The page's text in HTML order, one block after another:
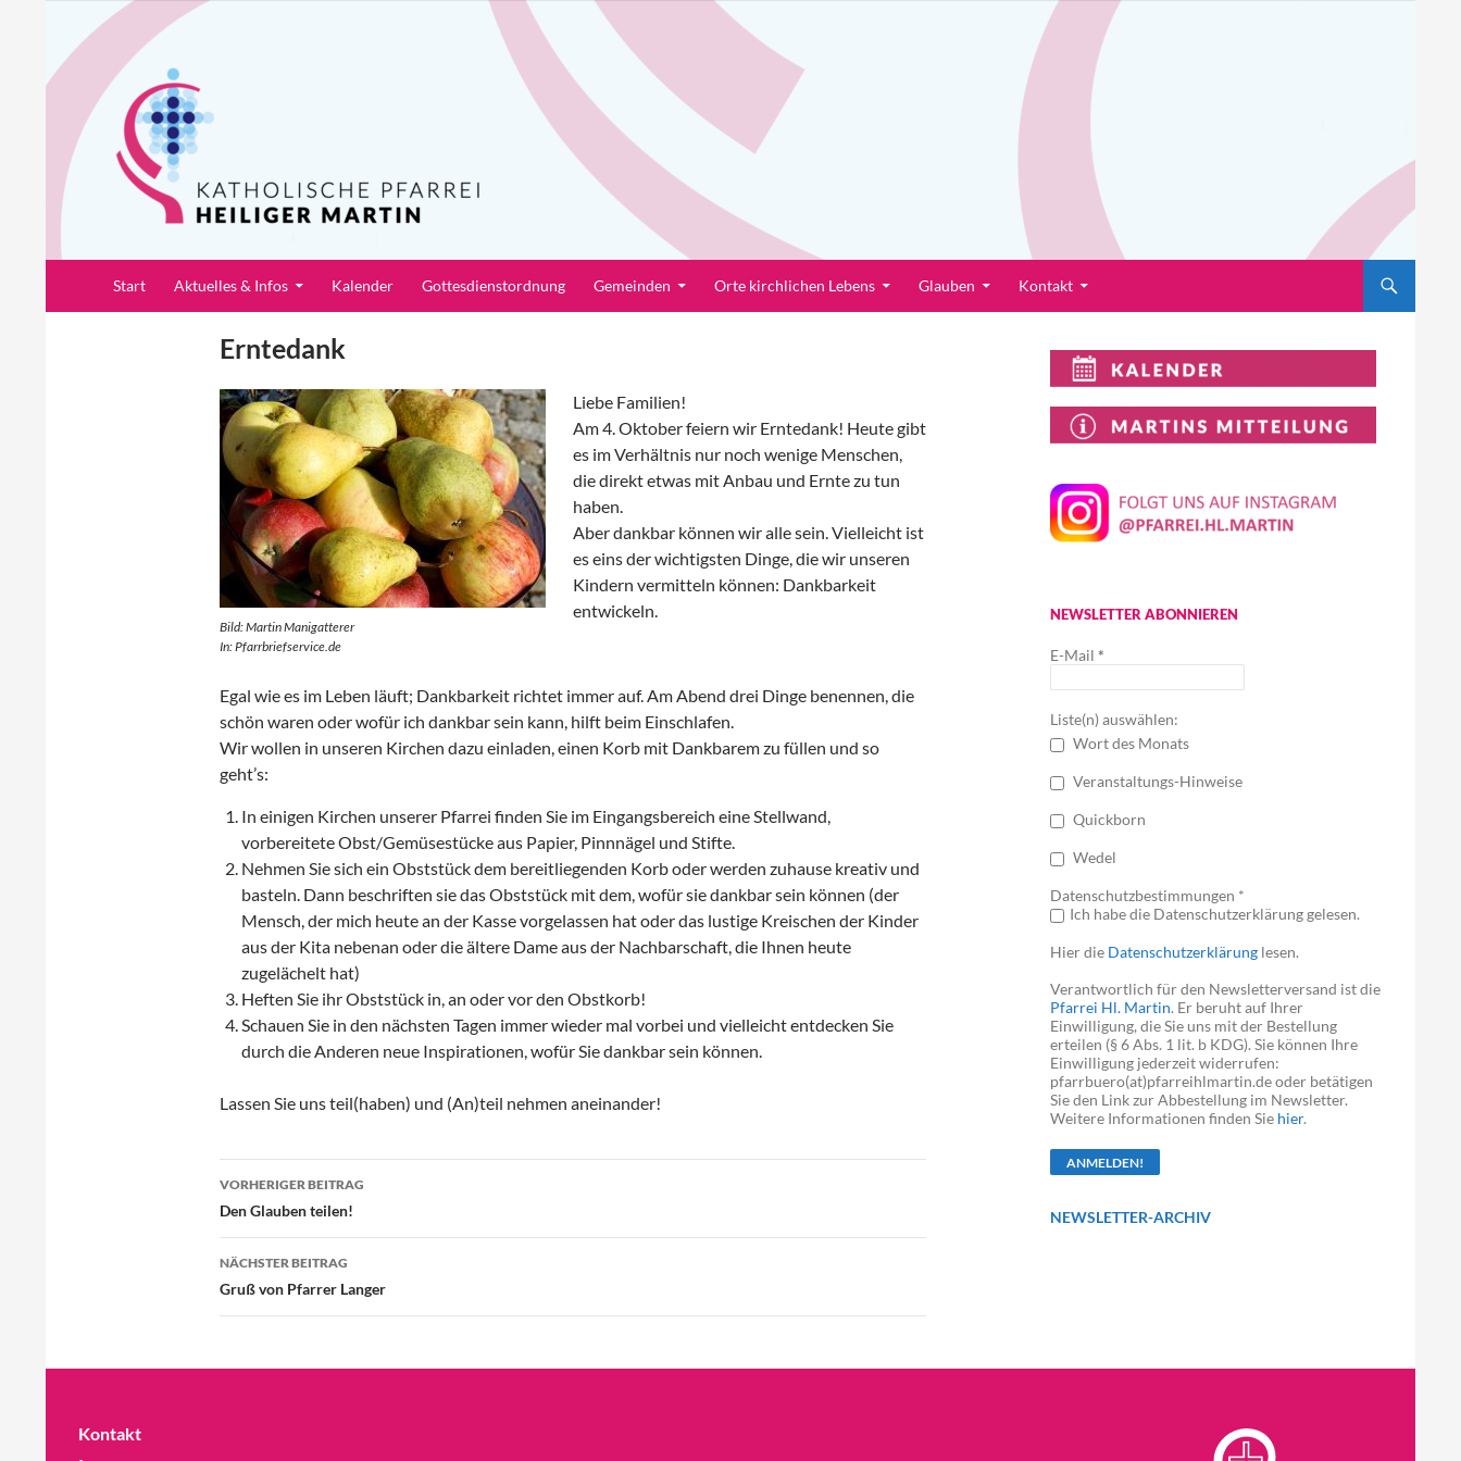
springen
Pfarrei Heiliger Martin
Start Aktuelles & Infos Kalender Gottesdienstordnung Gemeinden Orte kirchlichen Lebens Glauben Kontakt
Erntedank
Bild: Martin Manigatterer
In: Pfarrbriefservice.de
Liebe Familien!
Am 4. Oktober feiern wir Erntedank! Heute gibt
es im Verhältnis nur noch wenige Menschen,
die direkt etwas mit Anbau und Ernte zu tun
haben.
Aber dankbar können wir alle sein. Vielleicht ist
es eins der wichtigsten Dinge, die wir unseren
Kindern vermitteln können: Dankbarkeit
entwickeln.
Egal wie es im Leben läuft; Dankbarkeit richtet immer auf. Am Abend drei Dinge benennen, die
schön waren oder wofür ich dankbar sein kann, hilft beim Einschlafen.
Wir wollen in unseren Kirchen dazu einladen, einen Korb mit Dankbarem zu füllen und so
geht’s:
In einigen Kirchen unserer Pfarrei finden Sie im Eingangsbereich eine Stellwand,
vorbereitete Obst/Gemüsestücke aus Papier, Pinnnägel und Stifte.
Nehmen Sie sich ein Obststück dem bereitliegenden Korb oder werden zuhause kreativ und
basteln. Dann beschriften sie das Obststück mit dem, wofür sie dankbar sein können (der
Mensch, der mich heute an der Kasse vorgelassen hat oder das lustige Kreischen der Kinder
aus der Kita nebenan oder die ältere Dame aus der Nachbarschaft, die Ihnen heute
zugelächelt hat)
Heften Sie ihr Obststück in, an oder vor den Obstkorb!
Schauen Sie in den nächsten Tagen immer wieder mal vorbei und vielleicht entdecken Sie
durch die Anderen neue Inspirationen, wofür Sie dankbar sein können.
Lassen Sie uns teil(haben) und (An)teil nehmen aneinander!
Beitragsnavigation
VORHERIGER BEITRAG
Den Glauben teilen!
NÄCHSTER BEITRAG
Gruß von Pfarrer Langer
NEWSLETTER ABONNIEREN
E-Mail *
Liste(n) auswählen:
Wort des Monats
Veranstaltungs-Hinweise
Quickborn
Wedel
Datenschutzbestimmungen *
Ich habe die Datenschutzerklärung gelesen.
Hier die Datenschutzerklärung lesen.
Verantwortlich für den Newsletterversand ist die
Pfarrei Hl. Martin. Er beruht auf Ihrer
Einwilligung, die Sie uns mit der Bestellung
erteilen (§ 6 Abs. 1 lit. b KDG). Sie können Ihre
Einwilligung jederzeit widerrufen:
pfarrbuero(at)pfarreihlmartin.de oder betätigen
Sie den Link zur Abbestellung im Newsletter.
Weitere Informationen finden Sie hier.
NEWSLETTER-ARCHIV
Kontakt